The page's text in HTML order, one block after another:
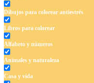
Dibujos para colorear antiestrés
Libros para colorear
Alfabeto y números
Animales y naturaleza
Casa y vida